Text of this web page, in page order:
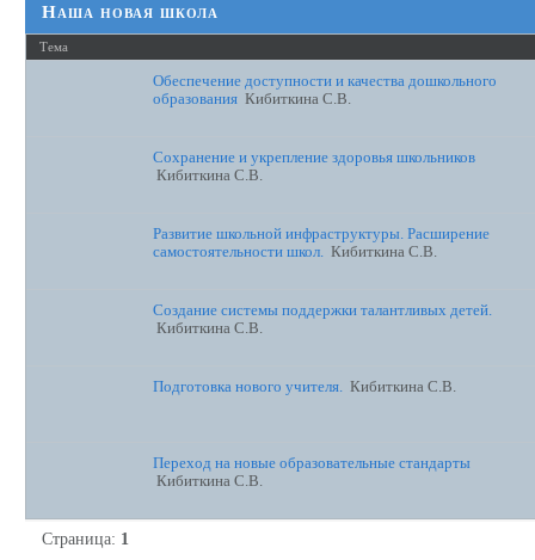
Наша новая школа
Тема
Обеспечение доступности и качества дошкольного
образования Кибиткина С.В.
Сохранение и укрепление здоровья школьников
Кибиткина С.В.
Развитие школьной инфраструктуры. Расширение
самостоятельности школ. Кибиткина С.В.
Создание системы поддержки талантливых детей.
Кибиткина С.В.
Подготовка нового учителя. Кибиткина С.В.
Переход на новые образовательные стандарты
Кибиткина С.В.
Страница: 1